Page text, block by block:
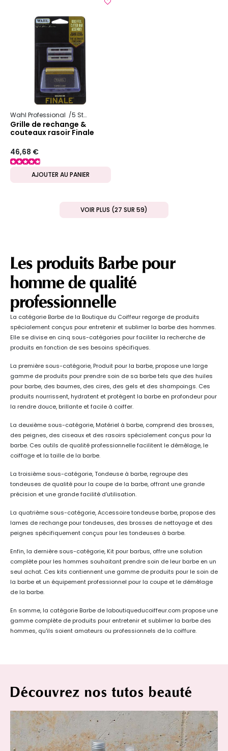
Wahl Professional 5 Star Series
Grille de rechange &
couteaux rasoir Finale
46,68 €
AJOUTER AU PANIER
VOIR PLUS (27 SUR 59)
Les produits Barbe pour
homme de qualité
professionnelle
La catégorie Barbe de la Boutique du Coiffeur regorge de produits
spécialement conçus pour entretenir et sublimer la barbe des hommes.
Elle se divise en cinq sous-catégories pour faciliter la recherche de
produits en fonction de ses besoins spécifiques.
La première sous-catégorie, Produit pour la barbe, propose une large
gamme de produits pour prendre soin de sa barbe tels que des huiles
pour barbe, des baumes, des cires, des gels et des shampoings. Ces
produits nourrissent, hydratent et protègent la barbe en profondeur pour
la rendre douce, brillante et facile à coiffer.
La deuxième sous-catégorie, Matériel à barbe, comprend des brosses,
des peignes, des ciseaux et des rasoirs spécialement conçus pour la
barbe. Ces outils de qualité professionnelle facilitent le démêlage, le
coiffage et la taille de la barbe.
La troisième sous-catégorie, Tondeuse à barbe, regroupe des
tondeuses de qualité pour la coupe de la barbe, offrant une grande
précision et une grande facilité d'utilisation.
La quatrième sous-catégorie, Accessoire tondeuse barbe, propose des
lames de rechange pour tondeuses, des brosses de nettoyage et des
peignes spécifiquement conçus pour les tondeuses à barbe.
Enfin, la dernière sous-catégorie, Kit pour barbus, offre une solution
complète pour les hommes souhaitant prendre soin de leur barbe en un
seul achat. Ces kits contiennent une gamme de produits pour le soin de
la barbe et un équipement professionnel pour la coupe et le démêlage
de la barbe.
En somme, la catégorie Barbe de laboutiqueducoiffeur.com propose une
gamme complète de produits pour entretenir et sublimer la barbe des
hommes, qu'ils soient amateurs ou professionnels de la coiffure.
Découvrez nos tutos beauté